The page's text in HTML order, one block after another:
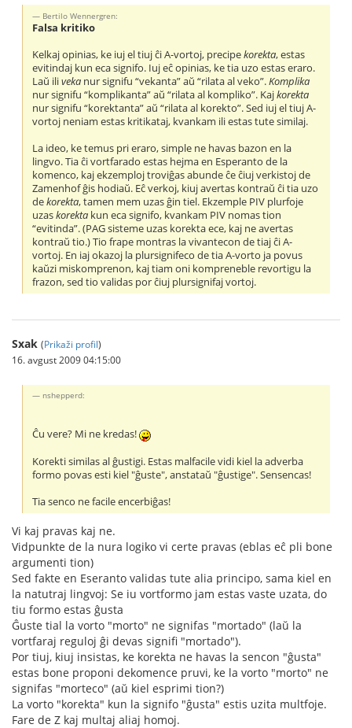
Bertilo Wennergren:
Falsa kritiko
Kelkaj opinias, ke iuj el tiuj ĉi A-vortoj, precipekorekta, estas
evitindaj kun eca signifo. Iuj eĉ opinias, ke tia uzo estas eraro.
Laŭ iliveka nur signifu “vekanta” aŭ “rilata al veko”.Komplika
nur signifu “komplikanta” aŭ “rilata al kompliko”. Kajkorekta
nur signifu “korektanta” aŭ “rilata al korekto”. Sed iuj el tiuj A-
vortoj neniam estas kritikataj, kvankam ili estas tute similaj.
La ideo, ke temus pri eraro, simple ne havas bazon en la
lingvo. Tia ĉi vortfarado estas hejma en Esperanto de la
komenco, kaj ekzemploj troviĝas abunde ĉe ĉiuj verkistoj de
Zamenhof ĝis hodiaŭ. Eĉ verkoj, kiuj avertas kontraŭ ĉi tia uzo
dekorekta, tamen mem uzas ĝin tiel. Ekzemple PIV plurfoje
uzaskorekta kun eca signifo, kvankam PIV nomas tion
“evitinda”. (PAG sisteme uzas korekta ece, kaj ne avertas
kontraŭ tio.) Tio frape montras la vivantecon de tiaj ĉi A-
vortoj. En iaj okazoj la plursignifeco de tia A-vorto ja povus
kaŭzi miskomprenon, kaj tiam oni kompreneble revortigu la
frazon, sed tio validas por ĉiuj plursignifaj vortoj.
Sxak (Prikaži profil)
16. avgust 2009 04:15:00
nshepperd:
Ĉu vere? Mi ne kredas!
Korekti similas al ĝustigi. Estas malfacile vidi kiel la adverba
formo povas esti kiel "ĝuste", anstataŭ "ĝustige". Sensencas!
Tia senco ne facile encerbiĝas!
Vi kaj pravas kaj ne.
Vidpunkte de la nura logiko vi certe pravas (eblas eĉ pli bone
argumenti tion)
Sed fakte en Eseranto validas tute alia principo, sama kiel en
la natutraj lingvoj: Se iu vortformo jam estas vaste uzata, do
tiu formo estas ĝusta
Ĝuste tial la vorto "morto" ne signifas "mortado" (laŭ la
vortfaraj reguloj ĝi devas signifi "mortado").
Por tiuj, kiuj insistas, ke korekta ne havas la sencon "ĝusta"
estas bone proponi dekomence pruvi, ke la vorto "morto" ne
signifas "morteco" (aŭ kiel esprimi tion?)
La vorto "korekta" kun la signifo "ĝusta" estis uzita multfoje.
Fare de Z kaj multaj aliaj homoj.